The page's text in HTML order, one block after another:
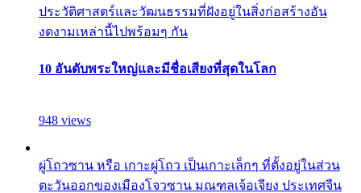
ประวัติศาสตร์และวัฒนธรรมที่ฝังอยู่ในสิ่งก่อสร้างอัน
งดงามเหล่านี้ไปพร้อมๆ กัน
10 อันดับพระใหญ่และมีชื่อเสียงที่สุดในโลก
948 views
ผู่โถวซาน หรือ เกาะผู่โถว เป็นเกาะเล็กๆ ที่ตั้งอยู่ในส่วน
ตะวันออกของเมืองโจวซาน มณฑลเจ้อเจียง ประเทศจีน